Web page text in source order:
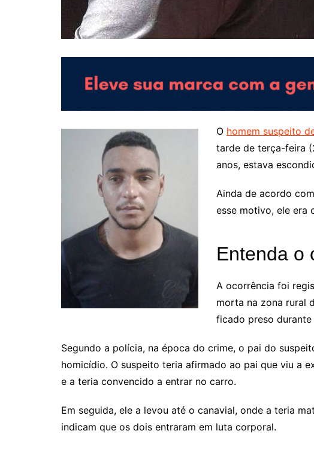
O homem suspeito
tarde de terça-feira
anos, estava
Ainda de acordo
esse motivo, ele era
Entenda o
A ocorrência foi
morta na zona rural
ficado preso
Segundo a polícia, na época do crime, o pai do
homicídio. O suspeito teria afirmado ao pai que viu a
e a teria convencido a entrar no carro.
Em seguida, ele a levou até o canavial, onde a teria
indicam que os dois entraram em luta corporal.